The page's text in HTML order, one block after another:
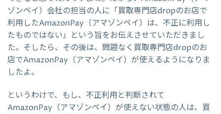
ゾンペイ）会社の担当の人に「買取専門店dropのお店で
利用したAmazonPay（アマゾンペイ）は、不正に利用し
たものではない」という旨をお伝えさせていただきまし
た。そしたら、その後は、問題なく買取専門店dropのお
店でAmazonPay（アマゾンペイ）が使えるようになりま
したよ。
というわけで、もし、不正利用と判断されて
AmazonPay（アマゾンペイ）が使えない状態の人は、買